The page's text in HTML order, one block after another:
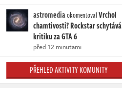
astromediaokomentovalVrchol
chamtivosti? Rockstar schytává
kritiku za GTA 6
před 12 minutami
PŘEHLED AKTIVITY KOMUNITY